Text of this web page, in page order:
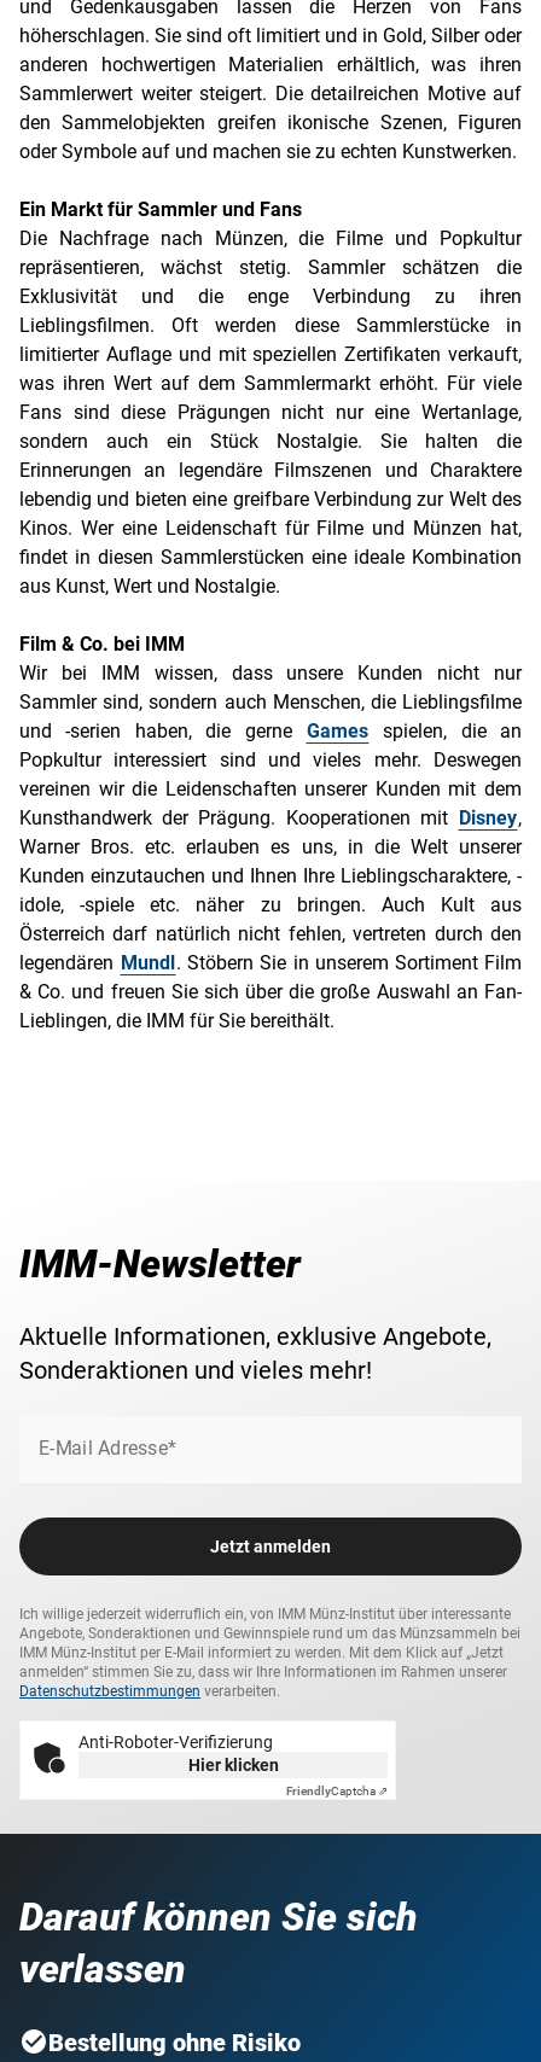
und Gedenkausgaben lassen die Herzen von Fans
höherschlagen. Sie sind oft limitiert und in Gold, Silber oder
anderen hochwertigen Materialien erhältlich, was ihren
Sammlerwert weiter steigert. Die detailreichen Motive auf
den Sammelobjekten greifen ikonische Szenen, Figuren
oder Symbole auf und machen sie zu echten Kunstwerken.
Ein Markt für Sammler und Fans
Die Nachfrage nach Münzen, die Filme und Popkultur
repräsentieren, wächst stetig. Sammler schätzen die
Exklusivität und die enge Verbindung zu ihren
Lieblingsfilmen. Oft werden diese Sammlerstücke in
limitierter Auflage und mit speziellen Zertifikaten verkauft,
was ihren Wert auf dem Sammlermarkt erhöht. Für viele
Fans sind diese Prägungen nicht nur eine Wertanlage,
sondern auch ein Stück Nostalgie. Sie halten die
Erinnerungen an legendäre Filmszenen und Charaktere
lebendig und bieten eine greifbare Verbindung zur Welt des
Kinos. Wer eine Leidenschaft für Filme und Münzen hat,
findet in diesen Sammlerstücken eine ideale Kombination
aus Kunst, Wert und Nostalgie.
Film & Co. bei IMM
Wir bei IMM wissen, dass unsere Kunden nicht nur
Sammler sind, sondern auch Menschen, die Lieblingsfilme
und -serien haben, die gerne Games spielen, die an
Popkultur interessiert sind und vieles mehr. Deswegen
vereinen wir die Leidenschaften unserer Kunden mit dem
Kunsthandwerk der Prägung. Kooperationen mit Disney,
Warner Bros. etc. erlauben es uns, in die Welt unserer
Kunden einzutauchen und Ihnen Ihre Lieblingscharaktere, -
idole, -spiele etc. näher zu bringen. Auch Kult aus
Österreich darf natürlich nicht fehlen, vertreten durch den
legendären Mundl. Stöbern Sie in unserem Sortiment Film
& Co. und freuen Sie sich über die große Auswahl an Fan-
Lieblingen, die IMM für Sie bereithält.
IMM-Newsletter
Aktuelle Informationen, exklusive Angebote,
Sonderaktionen und vieles mehr!
E-Mail Adresse*
Jetzt anmelden
Ich willige jederzeit widerruflich ein, von IMM Münz-Institut über interessante
Angebote, Sonderaktionen und Gewinnspiele rund um das Münzsammeln bei
IMM Münz-Institut per E-Mail informiert zu werden. Mit dem Klick auf „Jetzt
anmelden“ stimmen Sie zu, dass wir Ihre Informationen im Rahmen unserer
Datenschutzbestimmungen verarbeiten.
Anti-Roboter-Verifizierung
Hier klicken
FriendlyCaptcha ⇗
Darauf können Sie sich
verlassen
Bestellung ohne Risiko